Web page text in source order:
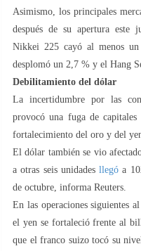
Asimismo, los principales
después de su apertura este
Nikkei 225 cayó al menos
desplomó un 2,7 % y el Hang
Debilitamiento del dólar
La incertidumbre por las
provocó una fuga de
fortalecimiento del oro y del
El dólar también se vio
a otras seis unidades llegó a
de octubre, informa Reuters.
En las operaciones siguientes
el yen se fortaleció frente al
que el franco suizo tocó su